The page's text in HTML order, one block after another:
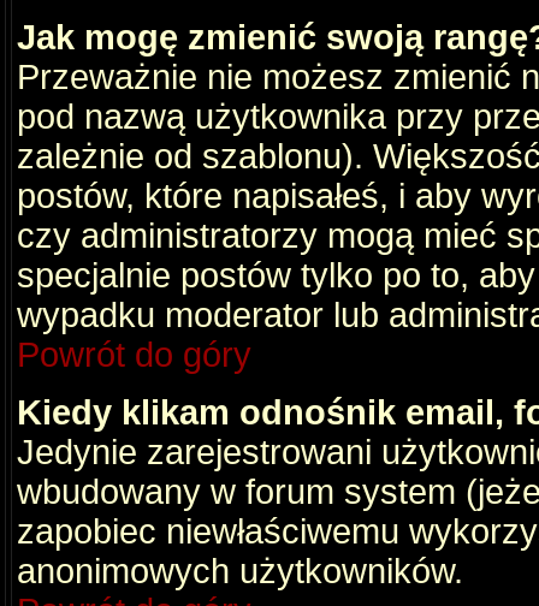
Jak mogę zmienić swoją
Przeważnie nie możesz zmienić
pod nazwą użytkownika przy
zależnie od szablonu).
postów, które napisałeś, i aby
czy administratorzy mogą mieć
specjalnie postów tylko po to,
wypadku moderator lub
Powrót do góry
Kiedy klikam odnośnik email,
Jedynie zarejestrowani
wbudowany w forum system
zapobiec niewłaściwemu
anonimowych użytkowników.